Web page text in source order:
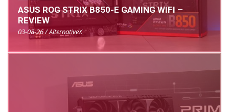
REVIEWS
ASUS ROG STRIX B850-E GAMING WIFI –
REVIEW